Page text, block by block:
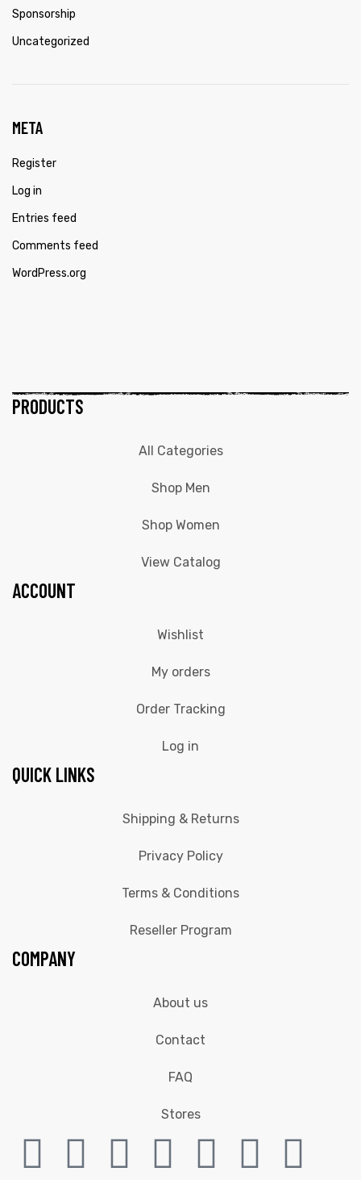
Sponsorship
Uncategorized
META
Register
Log in
Entries feed
Comments feed
WordPress.org
PRODUCTS
All Categories
Shop Men
Shop Women
View Catalog
ACCOUNT
Wishlist
My orders
Order Tracking
Log in
QUICK LINKS
Shipping & Returns
Privacy Policy
Terms & Conditions
Reseller Program
COMPANY
About us
Contact
FAQ
Stores